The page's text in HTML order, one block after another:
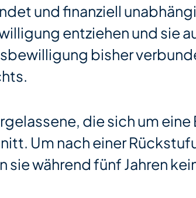
und finanziell
entziehen und sie
bisher
die sich um
Um nach einer
sie während fünf Jahren